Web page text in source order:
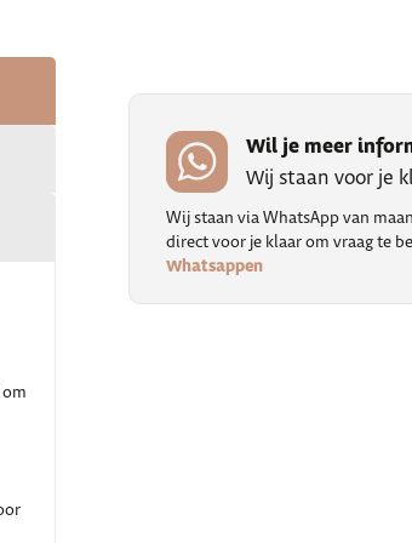
Wil je meer
Wij staan voor je
Wij staan via WhatsApp van
direct voor je klaar om vraag te
Whatsappen